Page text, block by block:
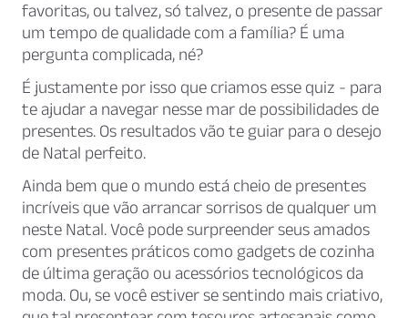
favoritas, ou talvez, só talvez, o presente de passar
um tempo de qualidade com a família? É uma
pergunta complicada, né?
É justamente por isso que criamos esse quiz - para
te ajudar a navegar nesse mar de possibilidades de
presentes. Os resultados vão te guiar para o desejo
de Natal perfeito.
Ainda bem que o mundo está cheio de presentes
incríveis que vão arrancar sorrisos de qualquer um
neste Natal. Você pode surpreender seus amados
com presentes práticos como gadgets de cozinha
de última geração ou acessórios tecnológicos da
moda. Ou, se você estiver se sentindo mais criativo,